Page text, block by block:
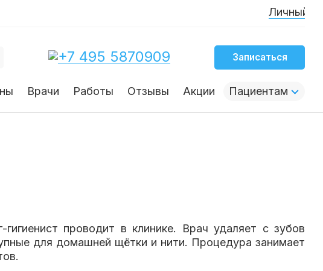
Личный канал
+7 495 5870909 Записаться
Врачи Работы Отзывы Акции Пациентам
гигиены
проводит в клинике. Врач удаляет с зубов
для домашней щётки и нити. Процедура занимает